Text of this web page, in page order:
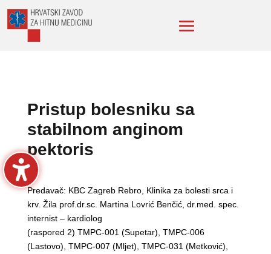
Pristup bolesniku sa
stabilnom anginom
pektoris
Predavač: KBC Zagreb Rebro, Klinika za bolesti srca i
krv. Žila prof.dr.sc. Martina Lovrić Benčić, dr.med. spec.
internist – kardiolog
(raspored 2) TMPC-001 (Supetar), TMPC-006
(Lastovo), TMPC-007 (Mljet), TMPC-031 (Metković),